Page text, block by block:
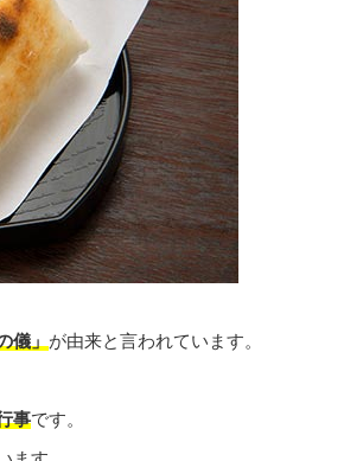
儀」が由来と言われています。
事です。